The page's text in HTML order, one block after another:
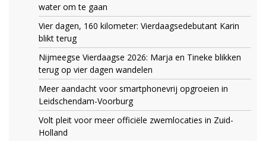
water om te gaan
Vier dagen, 160 kilometer: Vierdaagsedebutant Karin
blikt terug
Nijmeegse Vierdaagse 2026: Marja en Tineke blikken
terug op vier dagen wandelen
Meer aandacht voor smartphonevrij opgroeien in
Leidschendam-Voorburg
Volt pleit voor meer officiële zwemlocaties in Zuid-
Holland